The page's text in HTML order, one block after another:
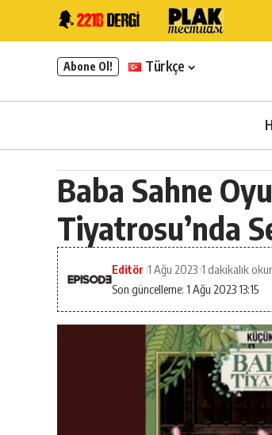
Abone Ol! Türkçe
Baba Sahne
Tiyatrosu’nda
Son güncelleme: 1 Ağu 2023 13:15
Editör 1 Ağu 2023 1 dakikalık